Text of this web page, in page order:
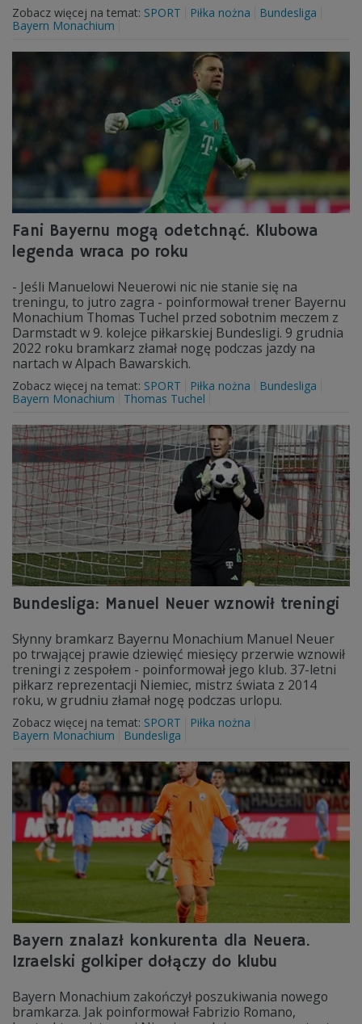
Zobacz więcej na temat: SPORT Piłka nożna
Bundesliga
Bayern Monachium
Fani Bayernu mogą odetchnąć. Klubowa
legenda wraca po roku
- Jeśli Manuelowi Neuerowi nic nie stanie się na
treningu, to jutro zagra - poinformował trener Bayernu
Monachium Thomas Tuchel przed sobotnim meczem z
Darmstadt w 9. kolejce piłkarskiej Bundesligi. 9 grudnia
2022 roku bramkarz złamał nogę podczas jazdy na
nartach w Alpach Bawarskich.
Zobacz więcej na temat: SPORT Piłka nożna
Bundesliga
Bayern Monachium
Thomas Tuchel
Bundesliga: Manuel Neuer wznowił treningi
Słynny bramkarz Bayernu Monachium Manuel Neuer
po trwającej prawie dziewięć miesięcy przerwie wznowił
treningi z zespołem - poinformował jego klub. 37-letni
piłkarz reprezentacji Niemiec, mistrz świata z 2014
roku, w grudniu złamał nogę podczas urlopu.
Zobacz więcej na temat: SPORT
Piłka nożna
Bayern Monachium
Bundesliga
Bayern znalazł konkurenta dla Neuera.
Izraelski golkiper dołączy do klubu
Bayern Monachium zakończył poszukiwania nowego
bramkarza. Jak poinformował Fabrizio Romano,